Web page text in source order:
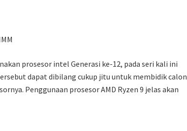
prosesor intel Generasi ke-12, pada seri kali ini
dapat dibilang cukup jitu untuk membidik calon
Penggunaan prosesor AMD Ryzen 9 jelas akan